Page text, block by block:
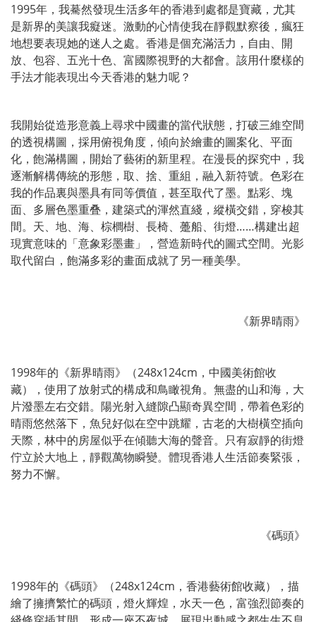
1995年，我驀然發現生活多年的香港到處都是寶藏，尤其
是新界的美讓我癡迷。激動的心情使我在靜觀默察後，瘋狂
地想要表現她的迷人之處。香港是個充滿活力，自由、開
放、包容、五光十色、富國際視野的大都會。該用什麼樣的
手法才能表現出今天香港的魅力呢？
我開始從造形意義上尋求中國畫的當代狀態，打破三維空間
的透視構圖，採用俯視角度，傾向於繪畫的圖案化、平面
化，飽滿構圖，開始了藝術的新里程。在漫長的探究中，我
逐漸解構傳統的形態，取、捨、重組，融入新符號。色彩在
我的作品裏與墨具有同等價值，甚至取代了墨。點彩、塊
面、多層色墨重叠，建築式的渾然直綫，縱橫交錯，穿梭其
間。天、地、海、棕櫚樹、長椅、躉船、街燈……構建出超
現實意味的「意象彩墨畫」，營造新時代的圖式空間。光影
取代留白，飽滿多彩的畫面成就了另一種美學。
《新界晴雨》
1998年的《新界晴雨》（248x124cm，中國美術館收
藏），使用了放射式的構成和鳥瞰視角。無盡的山和海，大
片潑墨左右交錯。陽光射入縫隙凸顯奇異空間，帶着色彩的
晴雨悠然落下，魚兒好似在空中跳耀，古老的大樹橫空插向
天際，林中的房屋似乎在傾聽大海的聲音。只有寂靜的街燈
佇立於大地上，靜觀萬物瞬變。體現香港人生活節奏緊張，
努力不懈。
《碼頭》
1998年的《碼頭》（248x124cm，香港藝術館收藏），描
繪了擁擠繁忙的碼頭，燈火輝煌，水天一色，富強烈節奏的